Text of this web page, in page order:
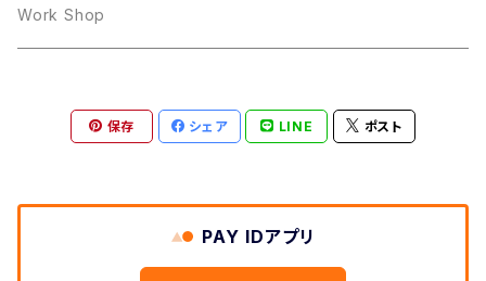
mocomoco
ring
Swan
Rabbit
Hedgehog
Swan
Bear
Work Shop
保存 シェア LINE ポスト
PAY IDアプリ